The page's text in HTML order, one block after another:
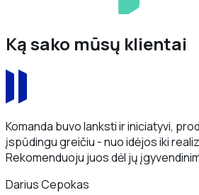
Ką sako mūsų klientai
Komanda buvo lanksti ir iniciatyvi,
įspūdingu greičiu - nuo idėjos iki
Rekomenduoju juos dėl jų
Darius Cepokas